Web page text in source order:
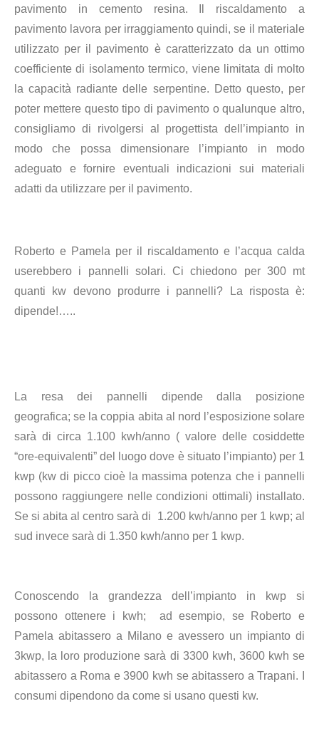
pavimento in cemento resina. Il riscaldamento a
pavimento lavora per irraggiamento quindi, se il materiale
utilizzato per il pavimento è caratterizzato da un ottimo
coefficiente di isolamento termico, viene limitata di molto
la capacità radiante delle serpentine. Detto questo, per
poter mettere questo tipo di pavimento o qualunque altro,
consigliamo di rivolgersi al progettista dell’impianto in
modo che possa dimensionare l’impianto in modo
adeguato e fornire eventuali indicazioni sui materiali
adatti da utilizzare per il pavimento.
Roberto e Pamela per il riscaldamento e l’acqua calda
userebbero i pannelli solari. Ci chiedono per 300 mt
quanti kw devono produrre i pannelli? La risposta è:
dipende!…..
La resa dei pannelli dipende dalla posizione
geografica;se la coppia abita al nord l’esposizione solare
sarà di circa 1.100 kwh/anno ( valore delle cosiddette
“ore-equivalenti” del luogo dove è situato l’impianto) per 1
kwp (kw di picco cioè la massima potenza che i pannelli
possono raggiungere nelle condizioni ottimali) installato.
Se si abita al centro sarà di 1.200 kwh/anno per 1 kwp; al
sud invece sarà di 1.350 kwh/anno per 1 kwp.
Conoscendo la grandezza dell’impianto in kwp si
possono ottenere i kwh; ad esempio, se Roberto e
Pamela abitassero a Milano e avessero un impianto di
3kwp, la loro produzione sarà di 3300 kwh, 3600 kwh se
abitassero a Roma e 3900 kwh se abitassero a Trapani. I
consumi dipendono da come si usano questi kw.